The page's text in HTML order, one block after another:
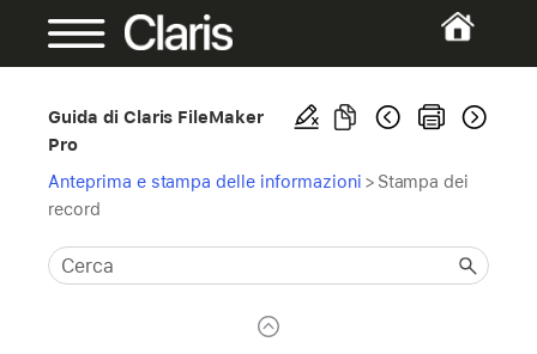
Guida di Claris FileMaker
Pro
Anteprima e stampa delle informazioni > Stampa dei
record